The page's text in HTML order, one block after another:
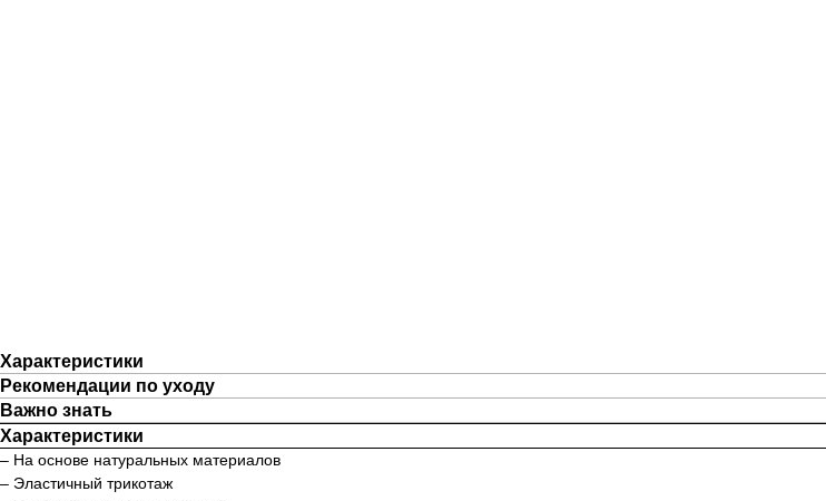
Характеристики
Рекомендации по уходу
Важно знать
Характеристики
– На основе натуральных материалов
– Эластичный трикотаж